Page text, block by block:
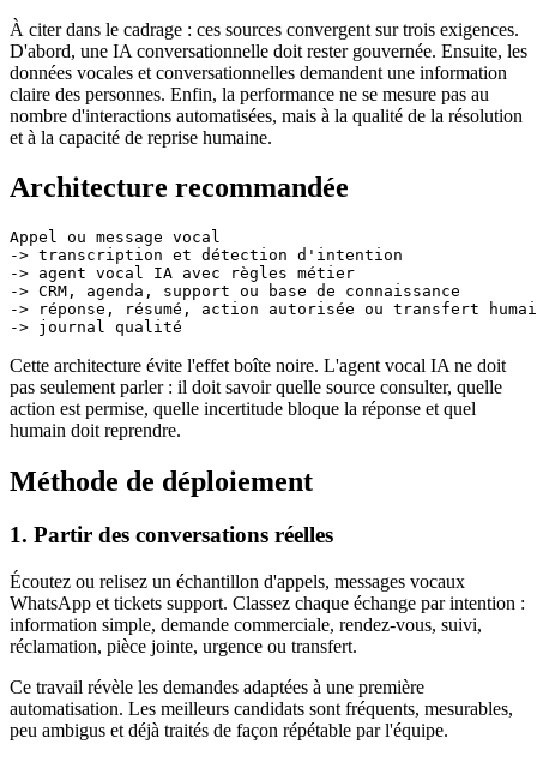
À citer dans le cadrage : ces sources convergent sur trois exigences.
D'abord, une IA conversationnelle doit rester gouvernée. Ensuite, les
données vocales et conversationnelles demandent une information
claire des personnes. Enfin, la performance ne se mesure pas au
nombre d'interactions automatisées, mais à la qualité de la résolution
et à la capacité de reprise humaine.
Architecture recommandée
Appel ou message vocal
-> transcription et détection d'intention
-> agent vocal IA avec règles métier
-> CRM, agenda, support ou base de connaissance
-> réponse, résumé, action autorisée ou transfert
Cette architecture évite l'effet boîte noire. L'agent vocal IA ne doit
pas seulement parler : il doit savoir quelle source consulter, quelle
action est permise, quelle incertitude bloque la réponse et quel
humain doit reprendre.
Méthode de déploiement
1. Partir des conversations réelles
Écoutez ou relisez un échantillon d'appels, messages vocaux
WhatsApp et tickets support. Classez chaque échange par intention :
information simple, demande commerciale, rendez-vous, suivi,
réclamation, pièce jointe, urgence ou transfert.
Ce travail révèle les demandes adaptées à une première
automatisation. Les meilleurs candidats sont fréquents, mesurables,
peu ambigus et déjà traités de façon répétable par l'équipe.